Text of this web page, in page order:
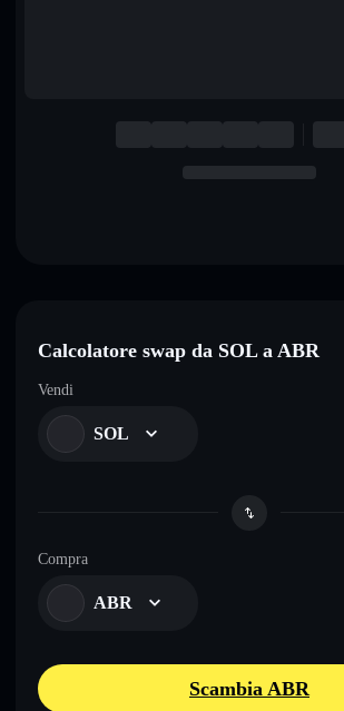
Calcolatore swap da SOL a ABR
Vendi
SOL
Compra
ABR
Scambia ABR